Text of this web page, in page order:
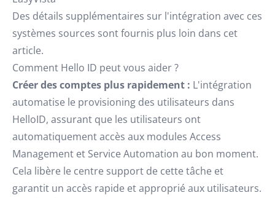
Des détails supplémentaires sur l'intégration avec ces
systèmes sources sont fournis plus loin dans cet
article.
Comment Hello ID peut vous aider ?
Créer des comptes plus rapidement : L'intégration
automatise le provisioning des utilisateurs dans
HelloID, assurant que les utilisateurs ont
automatiquement accès aux modules Access
Management et Service Automation au bon moment.
Cela libère le centre support de cette tâche et
garantit un accès rapide et approprié aux utilisateurs.